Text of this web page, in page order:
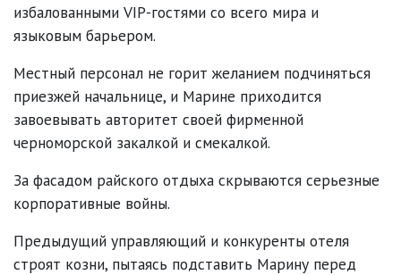
избалованными VIP-гостями со всего мира и
языковым барьером.
Местный персонал не горит желанием подчиняться
приезжей начальнице, и Марине приходится
завоевывать авторитет своей фирменной
черноморской закалкой и смекалкой.
За фасадом райского отдыха скрываются серьезные
корпоративные войны.
Предыдущий управляющий и конкуренты отеля
строят козни, пытаясь подставить Марину перед